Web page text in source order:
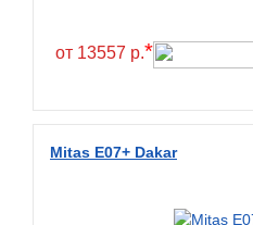
от 13557 р.*
Mitas E07+ Dakar